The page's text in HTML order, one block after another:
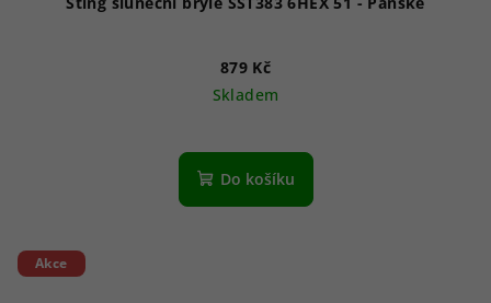
879 Kč
Skladem
Do košíku
Akce